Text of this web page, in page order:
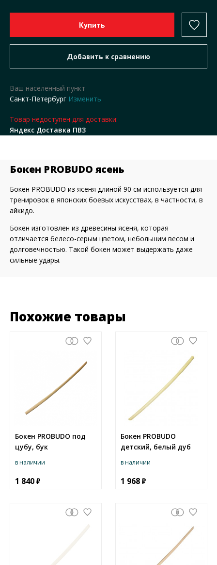
Ваш населенный пункт
Санкт-Петербург Изменить
Товар недоступен для доставки:
Яндекс Доставка ПВЗ
Бокен PROBUDO ясень
Бокен PROBUDO из ясеня длиной 90 см используется для
тренировок в японских боевых искусствах, в частности, в
айкидо.
Бокен изготовлен из древесины ясеня, которая
отличается белесо-серым цветом, небольшим весом и
долговечностью. Такой бокен может выдержать даже
сильные удары.
Похожие товары
Бокен PROBUDO под
цубу, бук
в наличии
1 840
Бокен PROBUDO
детский, белый дуб
в наличии
1 968